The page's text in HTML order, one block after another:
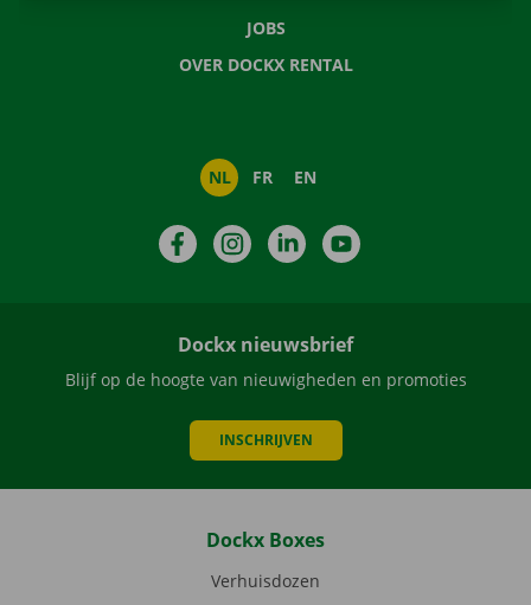
JOBS
OVER DOCKX RENTAL
NL FR EN
FacebookInstagramLinkedIn
Dockx nieuwsbrief
Blijf op de hoogte van nieuwigheden en promoties
INSCHRIJVEN
Dockx Boxes
Verhuisdozen